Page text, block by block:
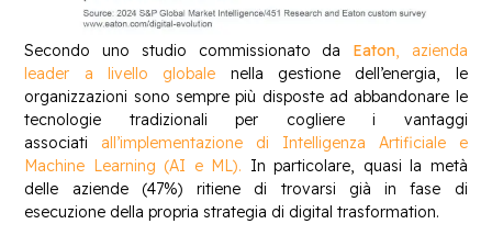
Secondo uno studio commissionato da Eaton, azienda
leader a livello globale nella gestione dell’energia, le
organizzazioni sono sempre più disposte ad abbandonare le
tecnologie tradizionali per cogliere i vantaggi
associati all’implementazione di Intelligenza Artificiale e
Machine Learning (AI e ML). In particolare, quasi la metà
delle aziende (47%) ritiene di trovarsi già in fase di
esecuzione della propria strategia di digital trasformation.